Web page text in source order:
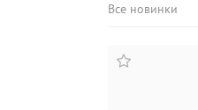
Все новинки